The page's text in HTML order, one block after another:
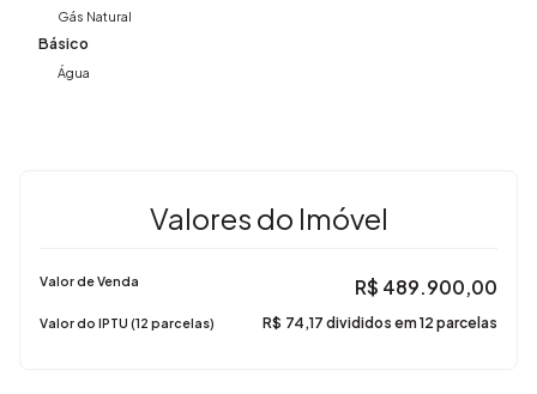
Gás Natural
Básico
Água
Valores do Imóvel
R$ 489.900,00
Valor de Venda
Valor do IPTU (12 parcelas) R$ 74,17 divididos em 12 parcelas